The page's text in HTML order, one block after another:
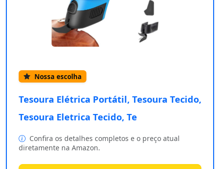
Nossa escolha
Tesoura Elétrica Portátil, Tesoura Tecido,
Tesoura Eletrica Tecido, Te
Confira os detalhes completos e o preço atual
diretamente na Amazon.